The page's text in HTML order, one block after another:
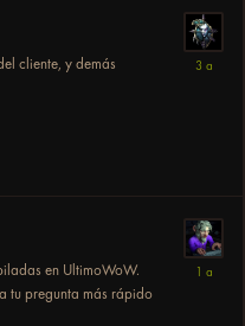
cliente, y demás
en UltimoWoW.
tu pregunta más rápido